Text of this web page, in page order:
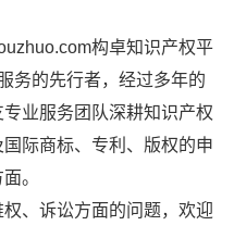
构卓知识产权平
务的先行者，经过多年的
业服务团队深耕知识产权
际商标、专利、版权的申
。
、诉讼方面的问题，欢迎